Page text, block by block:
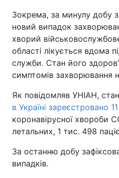
Послуги
Тема оформлення
Зокрема, за минулу добу
новий випадок
хворий
області лікується вдома
служби. Стан його
симптомів захворювання
Як повідомляв УНІАН,
в Україні зареєстровано
коронавірусної хвороби
летальних, 1 тис. 498
За останню добу
випадків.